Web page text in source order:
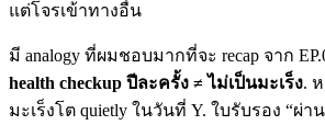
แต่โจรเข้าทางอื่น
มี analogy ที่ผมชอบมากที่จะ recap จาก
health checkup ปีละครั้ง ≠ ไม่เป็นมะเร็ง.
มะเร็งโต quietly ในวันที่ Y. ใบรับรอง “ผ่า